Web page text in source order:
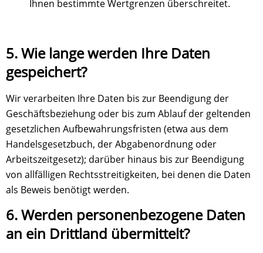
Ihnen bestimmte Wertgrenzen überschreitet.
5. Wie lange werden Ihre Daten
gespeichert?
Wir verarbeiten Ihre Daten bis zur Beendigung der
Geschäftsbeziehung oder bis zum Ablauf der geltenden
gesetzlichen Aufbewahrungsfristen (etwa aus dem
Handelsgesetzbuch, der Abgabenordnung oder
Arbeitszeitgesetz); darüber hinaus bis zur Beendigung
von allfälligen Rechtsstreitigkeiten, bei denen die Daten
als Beweis benötigt werden.
6. Werden personenbezogene Daten
an ein Drittland übermittelt?